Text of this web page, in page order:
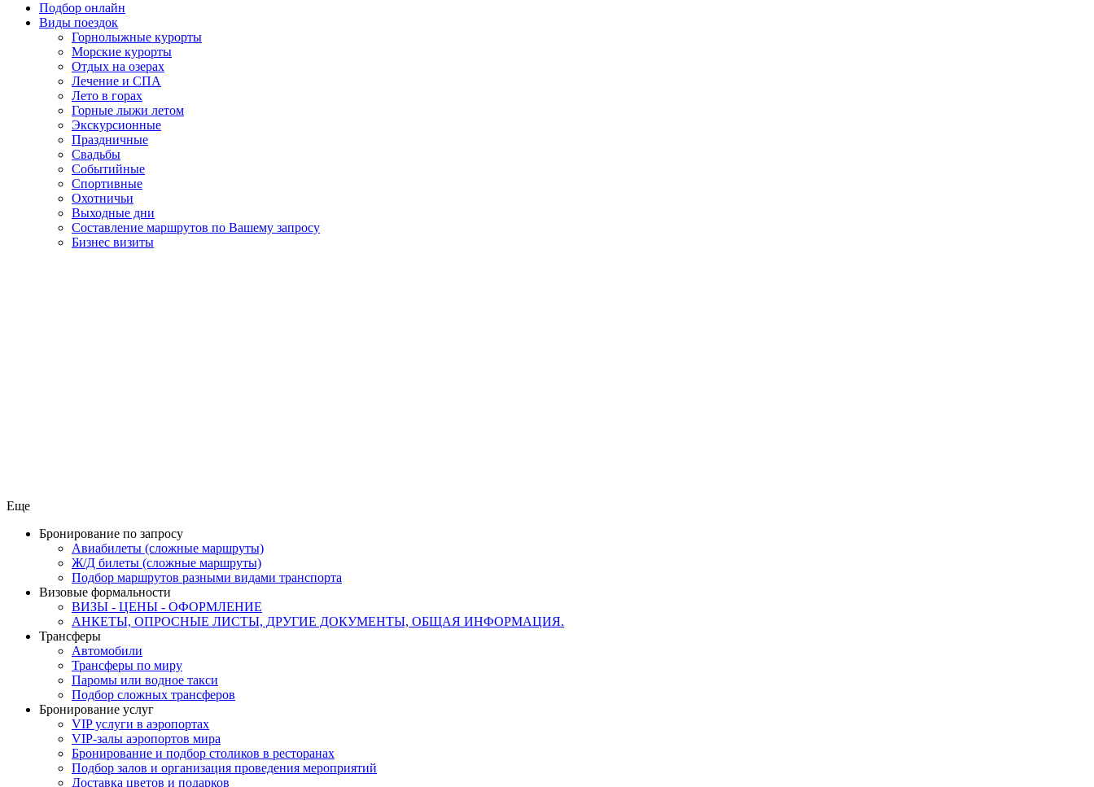
Подбор онлайн
Виды поездок
Горнолыжные курорты
Морские курорты
Отдых на озерах
Лечение и СПА
Лето в горах
Горные лыжи летом
Экскурсионные
Праздничные
Свадьбы
Событийные
Спортивные
Охотничьи
Выходные дни
Составление маршрутов по Вашему запросу
Бизнес визиты
Еще
Бронирование по запросу
Авиабилеты (сложные маршруты)
Ж/Д билеты (сложные маршруты)
Подбор маршрутов разными видами транспорта
Визовые формальности
ВИЗЫ - ЦЕНЫ - ОФОРМЛЕНИЕ
АНКЕТЫ, ОПРОСНЫЕ ЛИСТЫ, ДРУГИЕ ДОКУМЕНТЫ, ОБЩАЯ ИНФОРМАЦИЯ.
Трансферы
Автомобили
Трансферы по миру
Паромы или водное такси
Подбор сложных трансферов
Бронирование услуг
VIP услуги в аэропортах
VIP-залы аэропортов мира
Бронирование и подбор столиков в ресторанах
Подбор залов и организация проведения мероприятий
Доставка цветов и подарков